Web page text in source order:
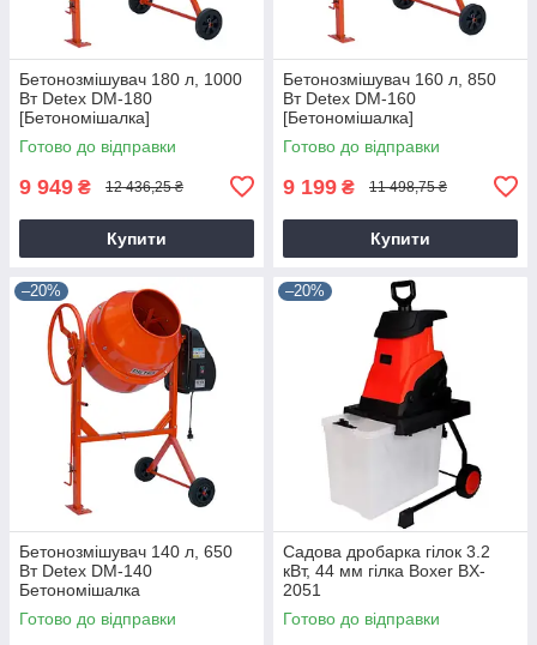
Бетонозмішувач 180 л, 1000
Вт Detex DM-180
[Бетономішалка]
Готово до відправки
9 949 ₴ 12 436,25 ₴
Купити
Бетонозмішувач 160 л, 850
Вт Detex DM-160
[Бетономішалка]
Готово до відправки
9 199 ₴ 11 498,75 ₴
Купити
–20%
Бетонозмішувач 140 л, 650
Вт Detex DM-140
Бетономішалка
Готово до відправки
–20%
Садова дробарка гілок 3.2
кВт, 44 мм гілка Boxer BX-
2051
Готово до відправки